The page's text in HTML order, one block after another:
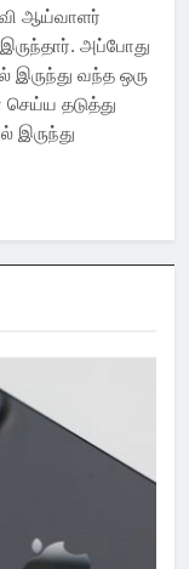
ஆய்வாளர்
அப்போது
இருந்து வந்த ஒரு
தடுத்து
இருந்து